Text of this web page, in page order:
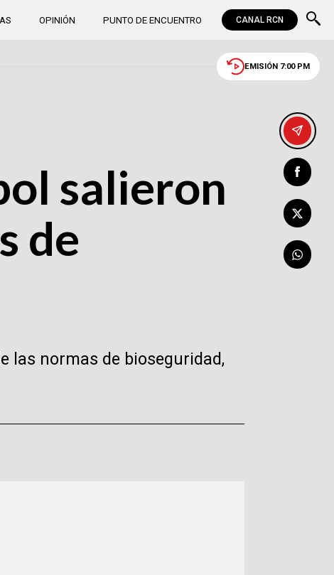
OPINIÓN PUNTO DE ENCUENTRO CANAL RCN
EMISIÓN 7:00 PM
salieron
de
las normas de bioseguridad,